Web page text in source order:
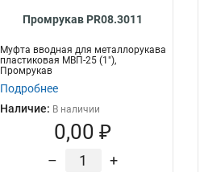
Промрукав PR08.3011
Муфта вводная для металлорукава
пластиковая МВП-25 (1"),
Промрукав
Подробнее
Наличие: В наличии
0,00 ₽
– +